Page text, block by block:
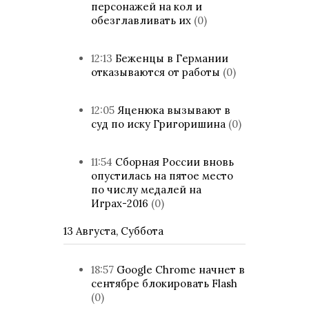
персонажей на кол и
обезглавливать их (0)
12:13 Беженцы в Германии
отказываются от работы (0)
12:05 Яценюка вызывают в
суд по иску Григоришина (0)
11:54 Сборная России вновь
опустилась на пятое место
по числу медалей на
Играх-2016 (0)
13 Августа, Суббота
18:57 Google Chrome начнет в
сентябре блокировать Flash
(0)